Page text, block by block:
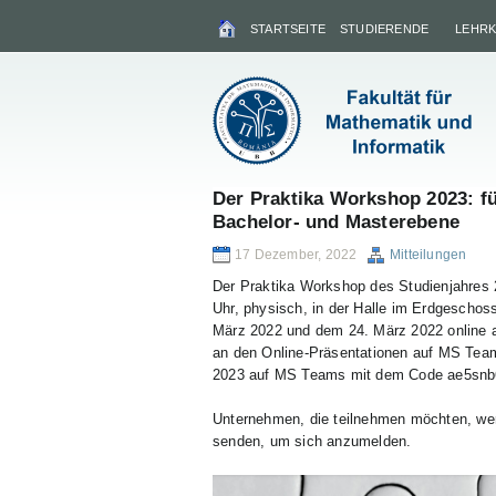
STARTSEITE STUDIERENDE
Der Praktika Workshop 2023:
Bachelor- und Masterebene
17 Dezember, 2022 Mitteilungen
Der Praktika Workshop des
Uhr, physisch, in der Halle im
März 2022 und dem 24. März 2022
an den Online-Präsentationen auf MS
2023 auf MS Teams mit dem Code
Unternehmen, die teilnehmen möchten,
senden, um sich anzumelden.